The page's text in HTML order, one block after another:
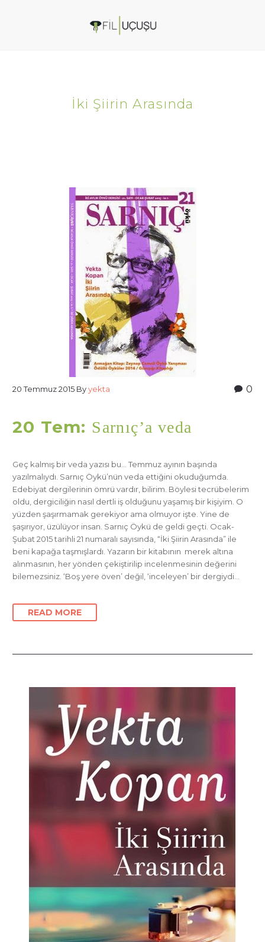
İki Şiirin Arasında
0
20 Temmuz 2015 Byyekta
20 Tem: Sarnıç’a veda
Geç kalmış bir veda yazısı bu… Temmuz ayının başında
yazılmalıydı. Sarnıç Öykü’nün veda ettiğini okuduğumda.
Edebiyat dergilerinin ömrü vardır, bilirim. Böylesi tecrübelerim
oldu, dergiciliğin nasıl dertli iş olduğunu yaşamış bir kişiyim. O
yüzden şaşırmamak gerekiyor ama olmuyor işte. Yine de
şaşırıyor, üzülüyor insan. Sarnıç Öykü de geldi geçti. Ocak-
Şubat 2015 tarihli 21 numaralı sayısında, “İki Şiirin Arasında” ile
beni kapağa taşmışlardı. Yazarın bir kitabının merek altına
alınmasının, her yönden çekiştirilip incelenmesinin değerini
bilemezsiniz. ‘Boş yere öven’ değil, ‘inceleyen’ bir dergiydi…
READ MORE